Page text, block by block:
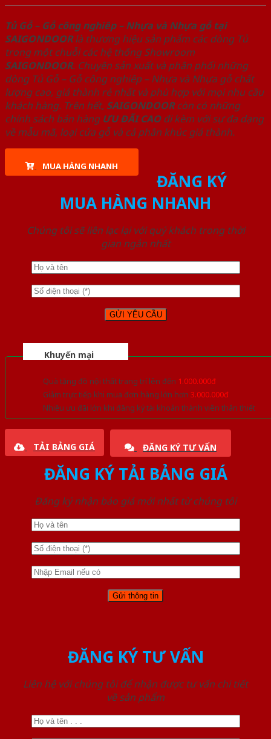
Tủ Gỗ – Gỗ công nghiêp – Nhựa và Nhựa gỗ tại
SAIGONDOORlà thương hiệu sản phẩm các dòng Tủ
trong một chuỗi các hệ thống Showroom
SAIGONDOOR. Chuyên sản xuất và phân phối những
dòng Tủ Gỗ – Gỗ công nghiêp – Nhựa và Nhựa gỗ chất
lượng cao, giá thành rẻ nhất và phù hợp với mọi nhu cầu
khách hàng. Trên hết, SAIGONDOORcòn có những
chính sách bán hàng ƯU ĐÃI CAOđi kèm với sự đa dạng
về mẫu mã, loại cửa gỗ và cả phân khúc giá thành.
MUA HÀNG NHANH
ĐĂNG KÝ
MUA HÀNG NHANH
Chúng tôi sẽ liên lạc lại với quý khách trong thời
gian ngắn nhất
Khuyến mại
Quà tặng đồ nội thất trang trí lên đến 1.000.000đ
Giảm trực tiếp khi mua đơn hàng lớn hơn 3.000.000đ
Nhiều ưu đãi lớn khi đăng ký tài khoản thành viên thân thiết
TẢI BẢNG GIÁ ĐĂNG KÝ TƯ VẤN
ĐĂNG KÝ TẢI BẢNG GIÁ
Đăng ký nhận báo giá mới nhất từ chúng tôi
ĐĂNG KÝ TƯ VẤN
Liên hệ với chúng tôi để nhận được tư vấn chi tiết
về sản phẩm